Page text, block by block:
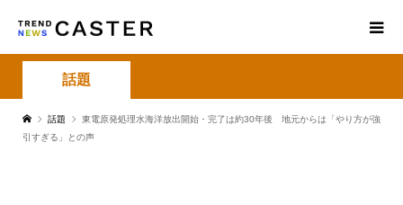
話題
話題
東電原発処理水海洋放出開始・完了は約30年後 地元からは「やり方が強
引すぎる」との声